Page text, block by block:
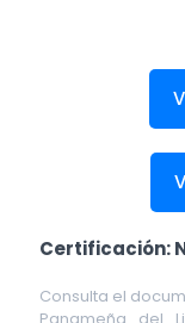
Certificación:
Consulta el